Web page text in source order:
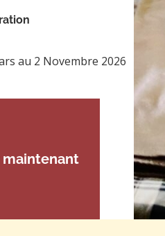
au 2 Novembre 2026
maintenant